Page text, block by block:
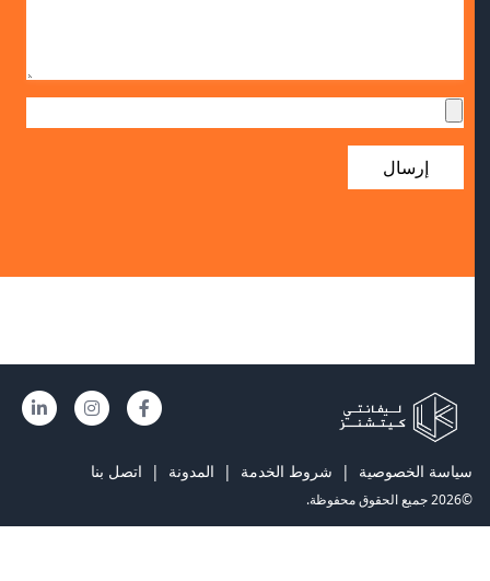
إرسال
سياسة الخصوصية | شروط الخدمة | المدونة | اتصل بنا